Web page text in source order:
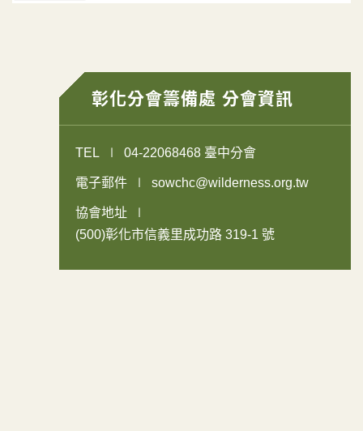
彰化分會籌備處 分會資訊
TEL 04-22068468 臺中分會
電子郵件 sowchc@wilderness.org.tw
協會地址
(500)彰化市信義里成功路 319-1 號